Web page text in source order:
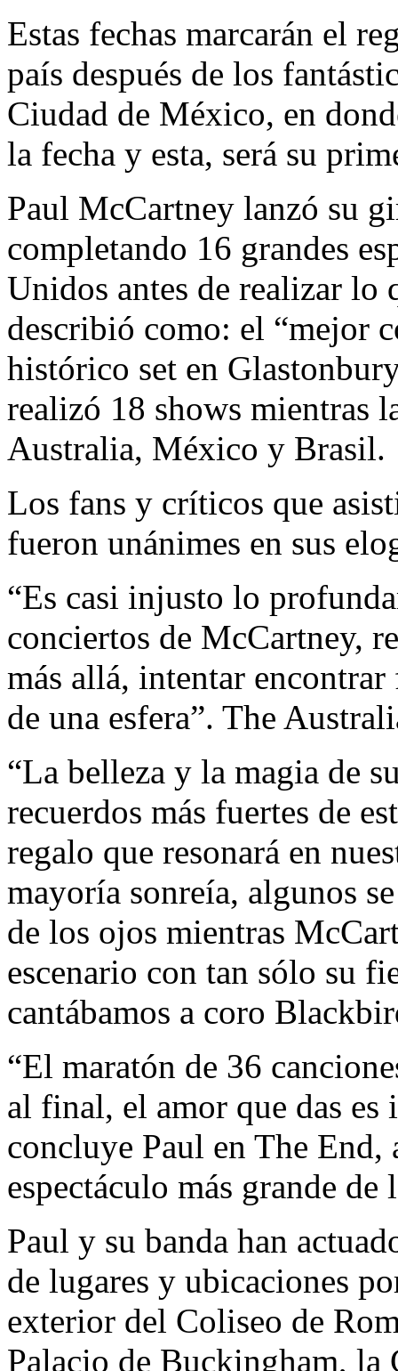
Estas fechas marcarán el
país después de los
Ciudad de México, en
la fecha y esta, será su
Paul McCartney lanzó su
completando 16 grandes
Unidos antes de realizar
describió como: el “mejor
histórico set en
realizó 18 shows mientras
Australia, México y Brasil.
Los fans y críticos que
fueron unánimes en sus
“Es casi injusto lo
conciertos de McCartney,
más allá, intentar
de una esfera”. The
“La belleza y la magia de
recuerdos más fuertes de
regalo que resonará en
mayoría sonreía, algunos
de los ojos mientras
escenario con tan sólo su
cantábamos a coro
“El maratón de 36
al final, el amor que das es
concluye Paul en The End,
espectáculo más grande
Paul y su banda han
de lugares y ubicaciones
exterior del Coliseo de
Palacio de Buckingham, la